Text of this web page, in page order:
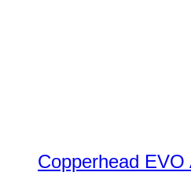
Copperhead